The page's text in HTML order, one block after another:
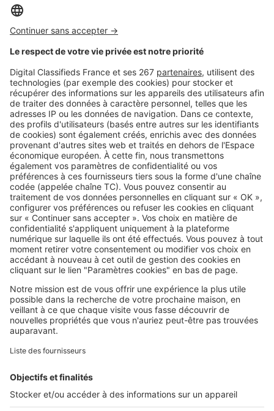
Image
Acheter
Prix immobiliers : les stations
thermales les plus chères et les
plus abordables
Image
Acheter
Ce dispositif permet d'acheter un
logement jusqu'à 50 % moins cher
: êtes-vous éligible ?
SeLoger c'est aussi
Retrouvez-nous sur ...